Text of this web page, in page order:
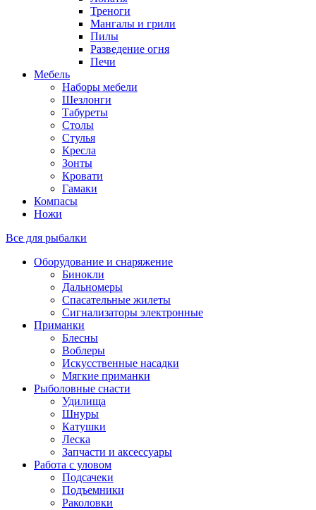
Треноги
Мангалы и грили
Пилы
Разведение огня
Печи
Мебель
Наборы мебели
Шезлонги
Табуреты
Столы
Стулья
Кресла
Зонты
Кровати
Гамаки
Компасы
Ножи
Все для рыбалки
Оборудование и снаряжение
Бинокли
Дальномеры
Спасательные жилеты
Сигнализаторы электронные
Приманки
Блесны
Воблеры
Искусственные насадки
Мягкие приманки
Рыболовные снасти
Удилища
Шнуры
Катушки
Леска
Запчасти и аксессуары
Работа с уловом
Подсачеки
Подъемники
Раколовки